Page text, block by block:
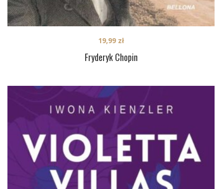
Fryderyk Chopin
19,99 zł